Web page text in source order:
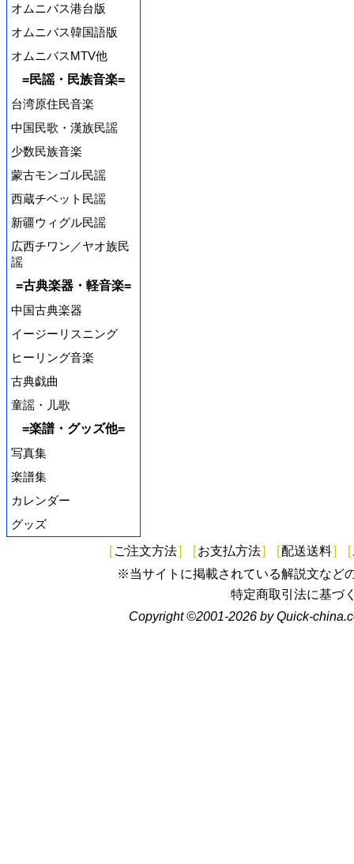
オムニバス港台版
オムニバス韓国語版
オムニバスMTV他
=民謡・民族音楽=
台湾原住民音楽
中国民歌・漢族民謡
少数民族音楽
蒙古モンゴル民謡
西蔵チベット民謡
新疆ウィグル民謡
広西チワン／ヤオ族民
謡
=古典楽器・軽音楽=
中国古典楽器
イージーリスニング
ヒーリング音楽
古典戯曲
童謡・儿歌
=楽譜・グッズ他=
写真集
楽譜集
カレンダー
グッズ
[ ご注文方法] [お支払方法] [配送送料] [
※当サイトに掲載されている解説文など
特定商取引法に基づ
Copyright ©2001-2026 by Quick-